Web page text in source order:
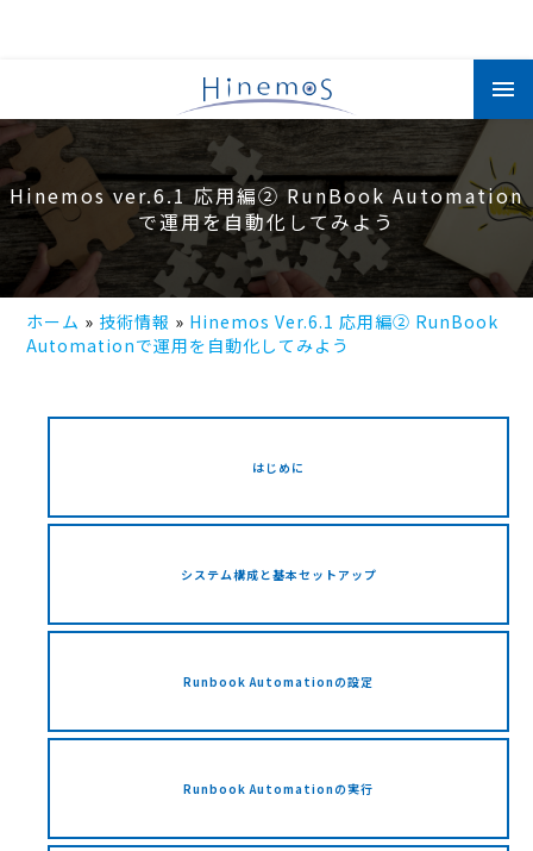
コ
ン
テ
ツHinemos ver.6.1 応用編② RunBook Automation
で運用を自動化してみよう
ホーム 技術情報
Hinemos Ver.6.1 応用編② RunBook
Automationで運用を自動化してみよう
はじめに
システム構成と基本セットアップ
Runbook Automationの設定
Runbook Automationの実行